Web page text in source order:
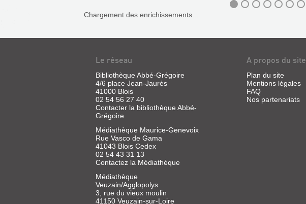
|
général
des
monuments
des
richesses
artistique
de
France,
1999
(Images
patrimoine)
Aux
confins
Livre
Favière,
Jean
ill.
en
coul.
Chargement des enrichissements...
Le réseau
Bibliothèque Abbé-Grégoire
4/6 place Jean-Jaurès
41000 Blois
02 54 56 27 40
Contacter la bibliothèque Abbé-
Grégoire
Médiathèque Maurice-Genevoix
Rue Vasco de Gama
41043 Blois Cedex
02 54 43 31 13
Contactez la Médiathèque
Médiathèque
Veuzain/Agglopolys
3, rue du vieux moulin
41150 Veuzain-sur-Loire
A propos du site
Plan du site
Mentions légales
FAQ
Nos partenariats